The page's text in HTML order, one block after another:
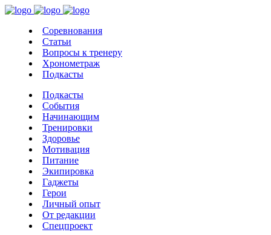
Соревнования
Статьи
Вопросы к тренеру
Хронометраж
Подкасты
Подкасты
События
Начинающим
Тренировки
Здоровье
Мотивация
Питание
Экипировка
Гаджеты
Герои
Личный опыт
От редакции
Спецпроект